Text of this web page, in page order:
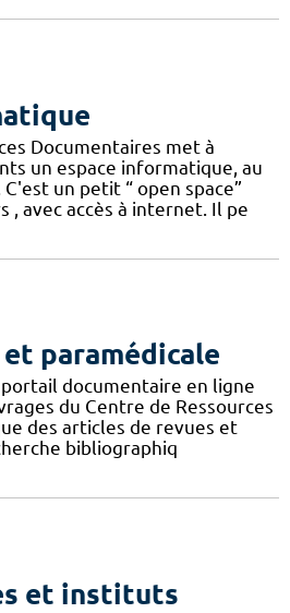
Documentaires met à
un espace informatique, au
un petit “ open space”
, avec accès à internet. Il pe
paramédicale
documentaire en ligne
du Centre de Ressources
des articles de revues et
bibliographiq
et instituts